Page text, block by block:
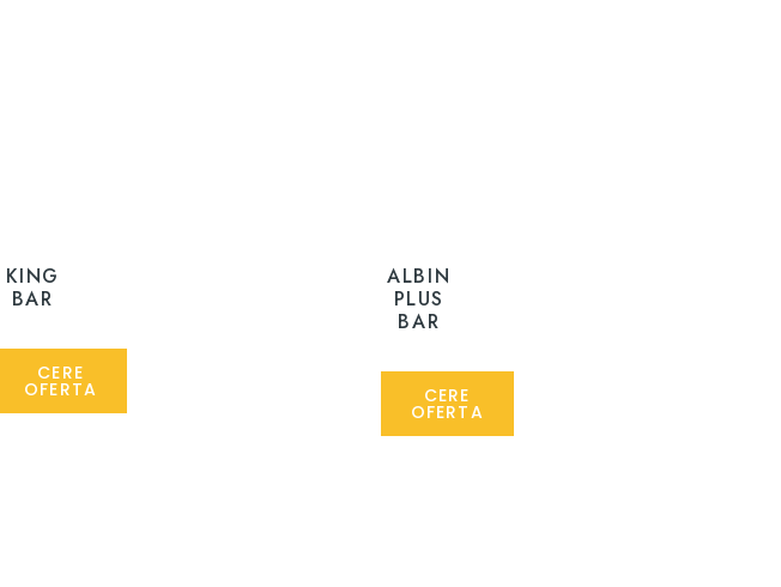
KING
BAR
CERE
OFERTA
ALBIN
PLUS
BAR
CERE
OFERTA